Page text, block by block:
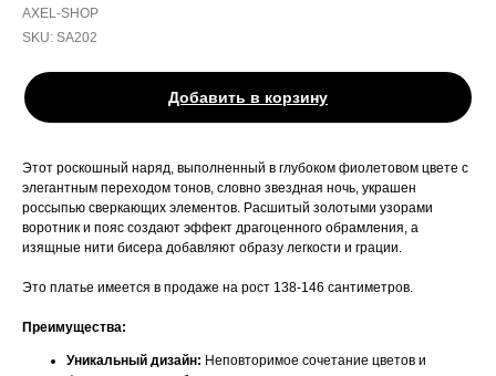
AXEL-SHOP
SKU: SA202
Добавить в корзину
Этот роскошный наряд, выполненный в глубоком фиолетовом цвете с
элегантным переходом тонов, словно звездная ночь, украшен
россыпью сверкающих элементов. Расшитый золотыми узорами
воротник и пояс создают эффект драгоценного обрамления, а
изящные нити бисера добавляют образу легкости и грации.
Это платье имеется в продаже на рост 138-146 сантиметров.
Преимущества:
Уникальный дизайн: Неповторимое сочетание цветов и